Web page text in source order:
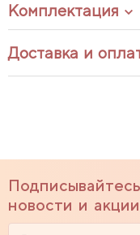
Комплектация
Доставка и
новости и акции